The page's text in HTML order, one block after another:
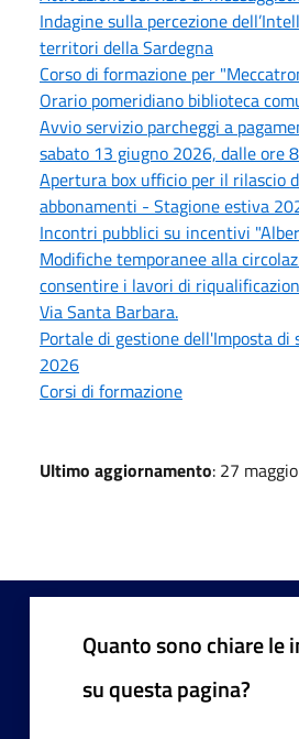
Indagine sulla percezione
territori della Sardegna
Corso di formazione per
Orario pomeridiano biblioteca
Avvio servizio parcheggi a
sabato 13 giugno 2026, dalle ore
Apertura box ufficio per il rilascio
abbonamenti - Stagione estiva
Incontri pubblici su incentivi
Modifiche temporanee alla
consentire i lavori di
Via Santa Barbara.
Portale di gestione dell'Imposta
2026
Corsi di formazione
Ultimo aggiornamento: 27
Quanto sono chiare le
su questa pagina?